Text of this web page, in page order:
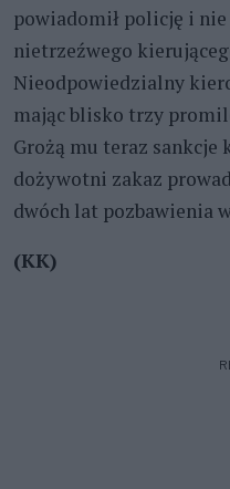
powiadomił policję i
nietrzeźwego
Nieodpowiedzialny
mając blisko trzy
Grożą mu teraz sankcje
dożywotni zakaz
dwóch lat pozbawienia
(KK)